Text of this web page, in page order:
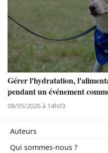
Gérer l'hydratation,
pendant un événement
08/05/2026 à 14h03
Auteurs
Qui sommes-nous ?